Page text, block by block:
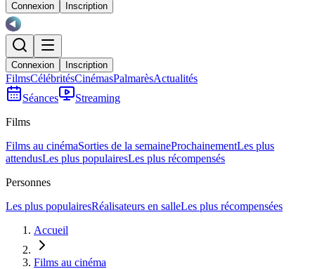
Connexion Inscription
Connexion Inscription
FilmsCélébritésCinémasPalmarèsActualités
Séances
Streaming
Films
Films au cinémaSorties de la semaineProchainementLes plus
attendusLes plus populairesLes plus récompensés
Personnes
Les plus populairesRéalisateurs en salleLes plus récompensées
Accueil
Films au cinéma